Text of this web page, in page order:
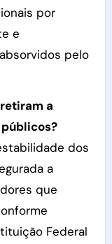
por
e
pelo
a
dos
a
que
Federal